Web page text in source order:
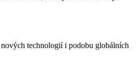
technologií i podobu globálních